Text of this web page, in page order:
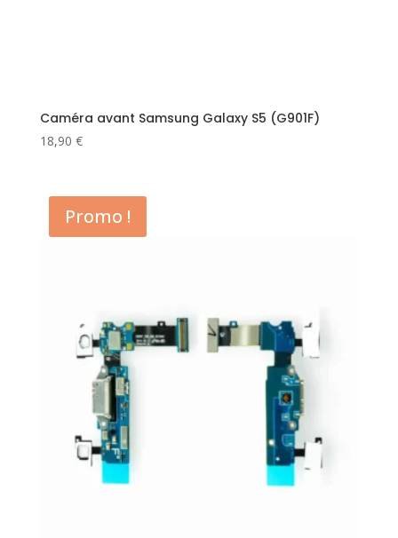
Caméra avant Samsung Galaxy S5 (G901F)
18,90 €
Promo !